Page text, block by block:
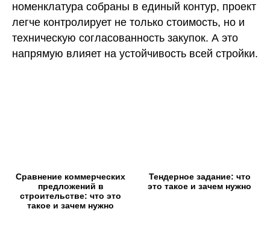
номенклатура собраны в единый контур, проект
легче контролирует не только стоимость, но и
техническую согласованность закупок. А это
напрямую влияет на устойчивость всей стройки.
Сравнение коммерческих
предложений в
строительстве: что это
такое и зачем нужно
Тендерное задание: что
это такое и зачем нужно